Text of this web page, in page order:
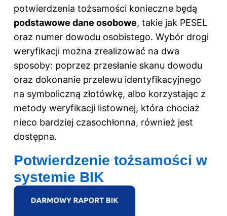
potwierdzenia tożsamości konieczne będą
podstawowe dane osobowe, takie jak PESEL
oraz numer dowodu osobistego. Wybór drogi
weryfikacji można zrealizować na dwa
sposoby: poprzez przesłanie skanu dowodu
oraz dokonanie przelewu identyfikacyjnego
na symboliczną złotówkę, albo korzystając z
metody weryfikacji listownej, która chociaż
nieco bardziej czasochłonna, również jest
dostępna.
Potwierdzenie tożsamości w
systemie BIK